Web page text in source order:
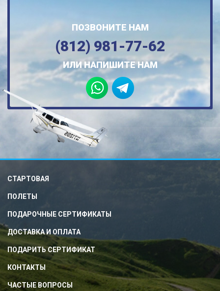
ПОЗВОНИТЕ НАМ
(812) 981-77-62
ИЛИ НАПИШИТЕ НАМ
СТАРТОВАЯ
ПОЛЕТЫ
ПОДАРОЧНЫЕ СЕРТИФИКАТЫ
ДОСТАВКА И ОПЛАТА
ПОДАРИТЬ СЕРТИФИКАТ
КОНТАКТЫ
ЧАСТЫЕ ВОПРОСЫ